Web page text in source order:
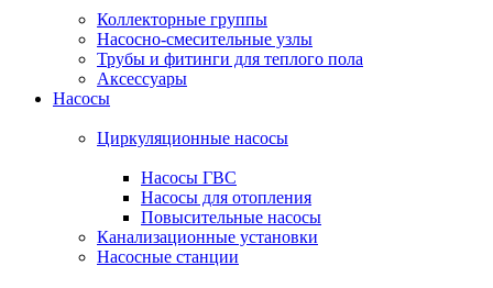
Коллекторные группы
Насосно-смесительные узлы
Трубы и фитинги для теплого пола
Аксессуары
Насосы
Циркуляционные насосы
Насосы ГВС
Насосы для отопления
Повысительные насосы
Канализационные установки
Насосные станции